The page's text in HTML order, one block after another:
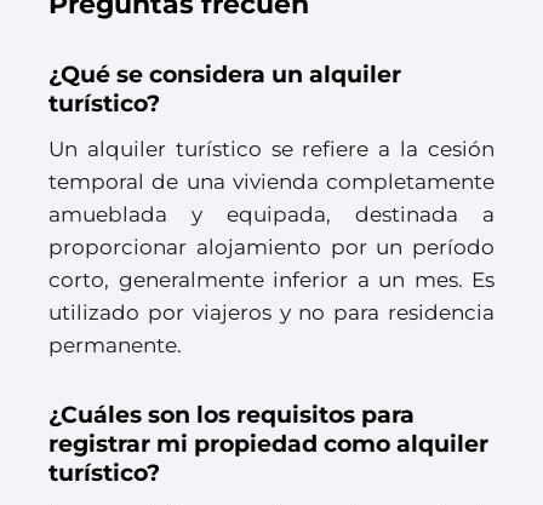
¿Qué se considera un alquiler
turístico?
Un alquiler turístico se refiere a la cesión
temporal de una vivienda completamente
amueblada y equipada, destinada a
proporcionar alojamiento por un período
corto, generalmente inferior a un mes. Es
utilizado por viajeros y no para residencia
permanente.
¿Cuáles son los requisitos para
registrar mi propiedad como alquiler
turístico?